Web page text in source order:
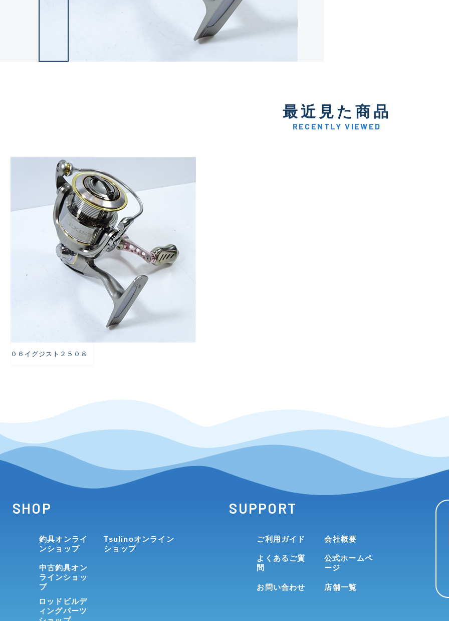
悪
C-
い品
最近見た商品
RECENTLY VIEWED
０６イグジスト２５０８
SHOP
釣具オンライ
ンショップ
中古釣具オン
ラインショッ
プ
ロッドビルデ
ィングパーツ
Tsulinoオンライン
ショップ
SUPPORT
ご利用ガイド
よくあるご質
問
お問い合わせ
会社概要
公式ホームペ
ージ
店舗一覧